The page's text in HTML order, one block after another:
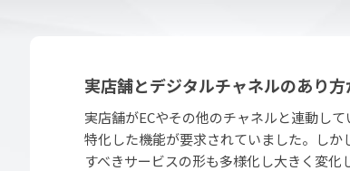
インフラ環境・サポート
POS比較
ホテル・宿泊
飲食店
実店舗とデジタルチャネルのあり
実店舗がECやその他のチャネルと連動し
特化した機能が要求されていました。し
すべきサービスの形も多様化し大きく変